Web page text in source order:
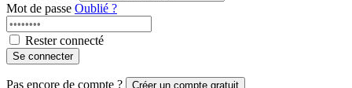
Mot de passe Oublié ?
Rester connecté
Se connecter
Pas encore de compte ? Créer un compte gratuit